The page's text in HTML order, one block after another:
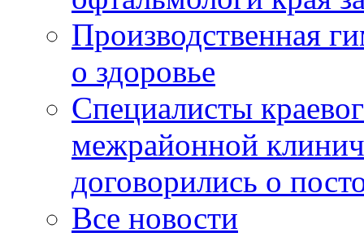
Производственная
о здоровье
Специалисты
межрайонной
договорились о
Все новости